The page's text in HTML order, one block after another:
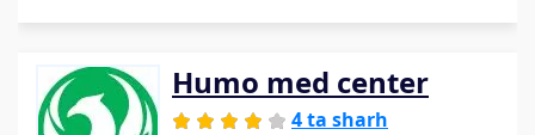
Humo med center
4 ta sharh